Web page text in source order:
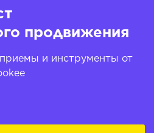
продвижения
и инструменты от